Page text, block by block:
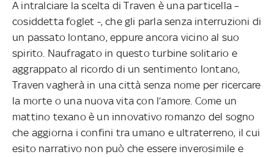
A intralciare la scelta di Traven è una particella –
cosiddetta foglet -, che gli parla senza interruzioni di
un passato lontano, eppure ancora vicino al suo
spirito. Naufragato in questo turbine solitario e
aggrappato al ricordo di un sentimento lontano,
Traven vagherà in una città senza nome per ricercare
la morte o una nuova vita con l’amore. Come un
mattino texano è un innovativo romanzo del sogno
che aggiorna i confini tra umano e ultraterreno, il cui
esito narrativo non può che essere inverosimile e